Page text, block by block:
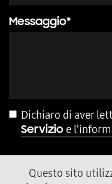
Messaggio*
Dichiaro di aver
Servizio e
Questo sito